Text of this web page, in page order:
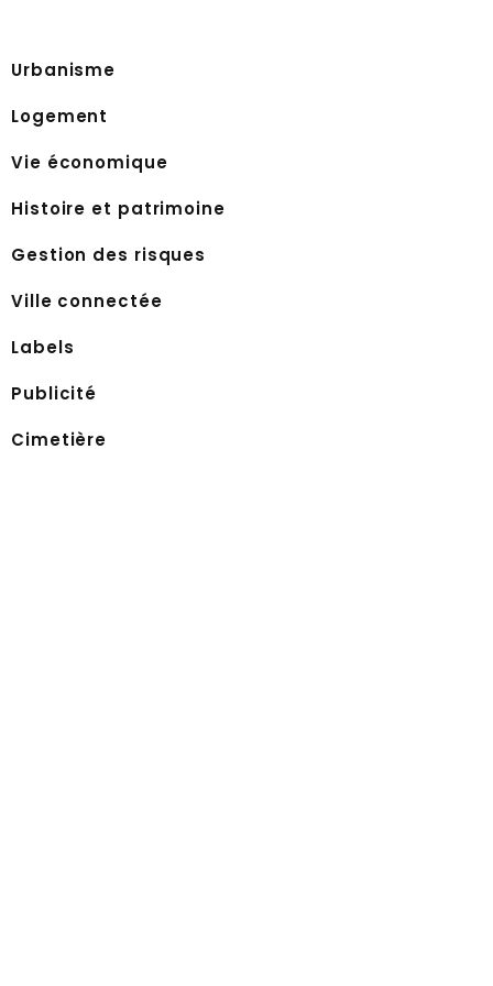
Urbanisme
Logement
Vie économique
Histoire et patrimoine
Gestion des risques
Ville connectée
Labels
Publicité
Cimetière